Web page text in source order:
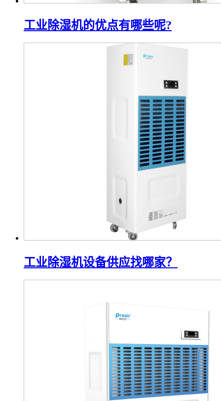
工业除湿机的优点有哪些呢?
工业除湿机设备供应找哪家？